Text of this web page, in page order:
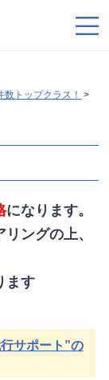
トップクラス！ >
になります。
ングの上、
ます
サポート”の